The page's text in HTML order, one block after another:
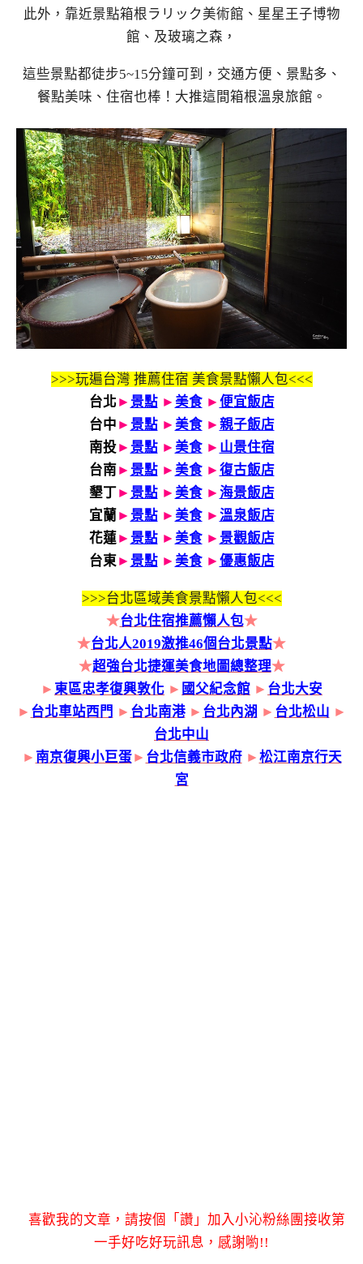
此外，靠近景點箱根ラリック美術館、星星王子博物
館、及玻璃之森，
這些景點都徒步5~15分鐘可到，交通方便、景點多、
餐點美味、住宿也棒！大推這間箱根溫泉旅館。
>>>玩遍台灣 推薦住宿 美食景點懶人包<<<
台北 ► 景點 ► 美食► 便宜飯店
台中 ► 景點 ► 美食► 親子飯店
南投► 景點 ► 美食► 山景住宿
台南► 景點 ► 美食► 復古飯店
墾丁► 景點 ► 美食► 海景飯店
宜蘭 ► 景點 ► 美食► 溫泉飯店
花蓮► 景點 ► 美食► 景觀飯店
台東► 景點 ► 美食► 優惠飯店
>>>台北區域美食景點懶人包<<<
★台北住宿推薦懶人包★
★台北人2019激推46個台北景點★
★超強台北捷運美食地圖總整理★
► 東區忠孝復興敦化 ► 國父紀念館 ► 台北大安
► 台北車站西門 ► 台北南港 ► 台北內湖 ► 台北松山 ►
台北中山
► 南京復興小巨蛋► 台北信義市政府► 松江南京行天
宮
喜歡我的文章，請按個「讚」加入小沁粉絲團接收第
一手好吃好玩訊息，感謝喲!!